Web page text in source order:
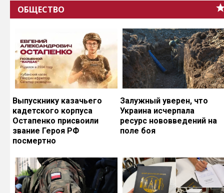
ОБЩЕСТВО
Выпускнику казачьего
кадетского корпуса
Остапенко присвоили
звание Героя РФ
посмертно
Залужный уверен, что
Украина исчерпала
ресурс нововведений на
поле боя